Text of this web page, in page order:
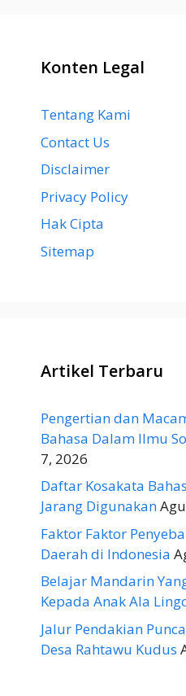
Konten Legal
Tentang Kami
Contact Us
Disclaimer
Privacy Policy
Hak Cipta
Sitemap
Artikel Terbaru
Pengertian dan
Bahasa Dalam Ilmu
7, 2026
Daftar Kosakata
Jarang Digunakan
Faktor Faktor
Daerah di Indonesia
Belajar Mandarin
Kepada Anak Ala
Jalur Pendakian
Desa Rahtawu Kudus